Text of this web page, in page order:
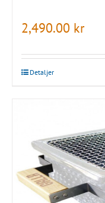
2,490.00 kr
Detaljer